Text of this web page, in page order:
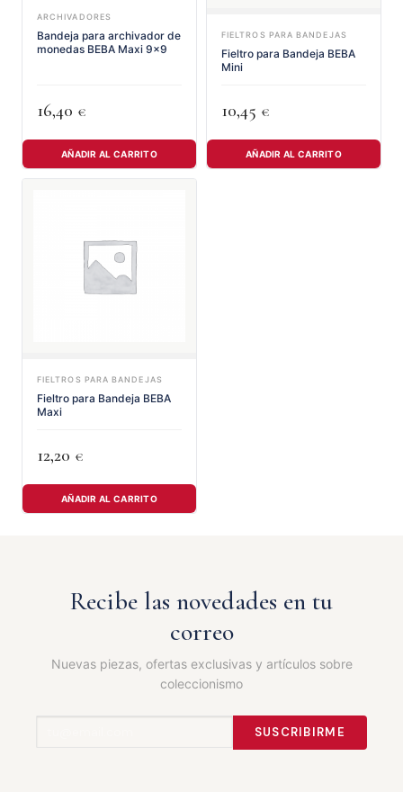
ARCHIVADORES
Bandeja para archivador de
monedas BEBA Maxi 9x9
16,40 €
AÑADIR AL CARRITO
FIELTROS PARA BANDEJAS
Fieltro para Bandeja BEBA
Mini
10,45 €
AÑADIR AL CARRITO
FIELTROS PARA BANDEJAS
Fieltro para Bandeja BEBA
Maxi
12,20 €
AÑADIR AL CARRITO
Recibe las novedades en tu
correo
Nuevas piezas, ofertas exclusivas y artículos sobre
coleccionismo
SUSCRIBIRME